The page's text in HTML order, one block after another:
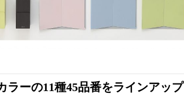
ーの11種45品番をラインアップ